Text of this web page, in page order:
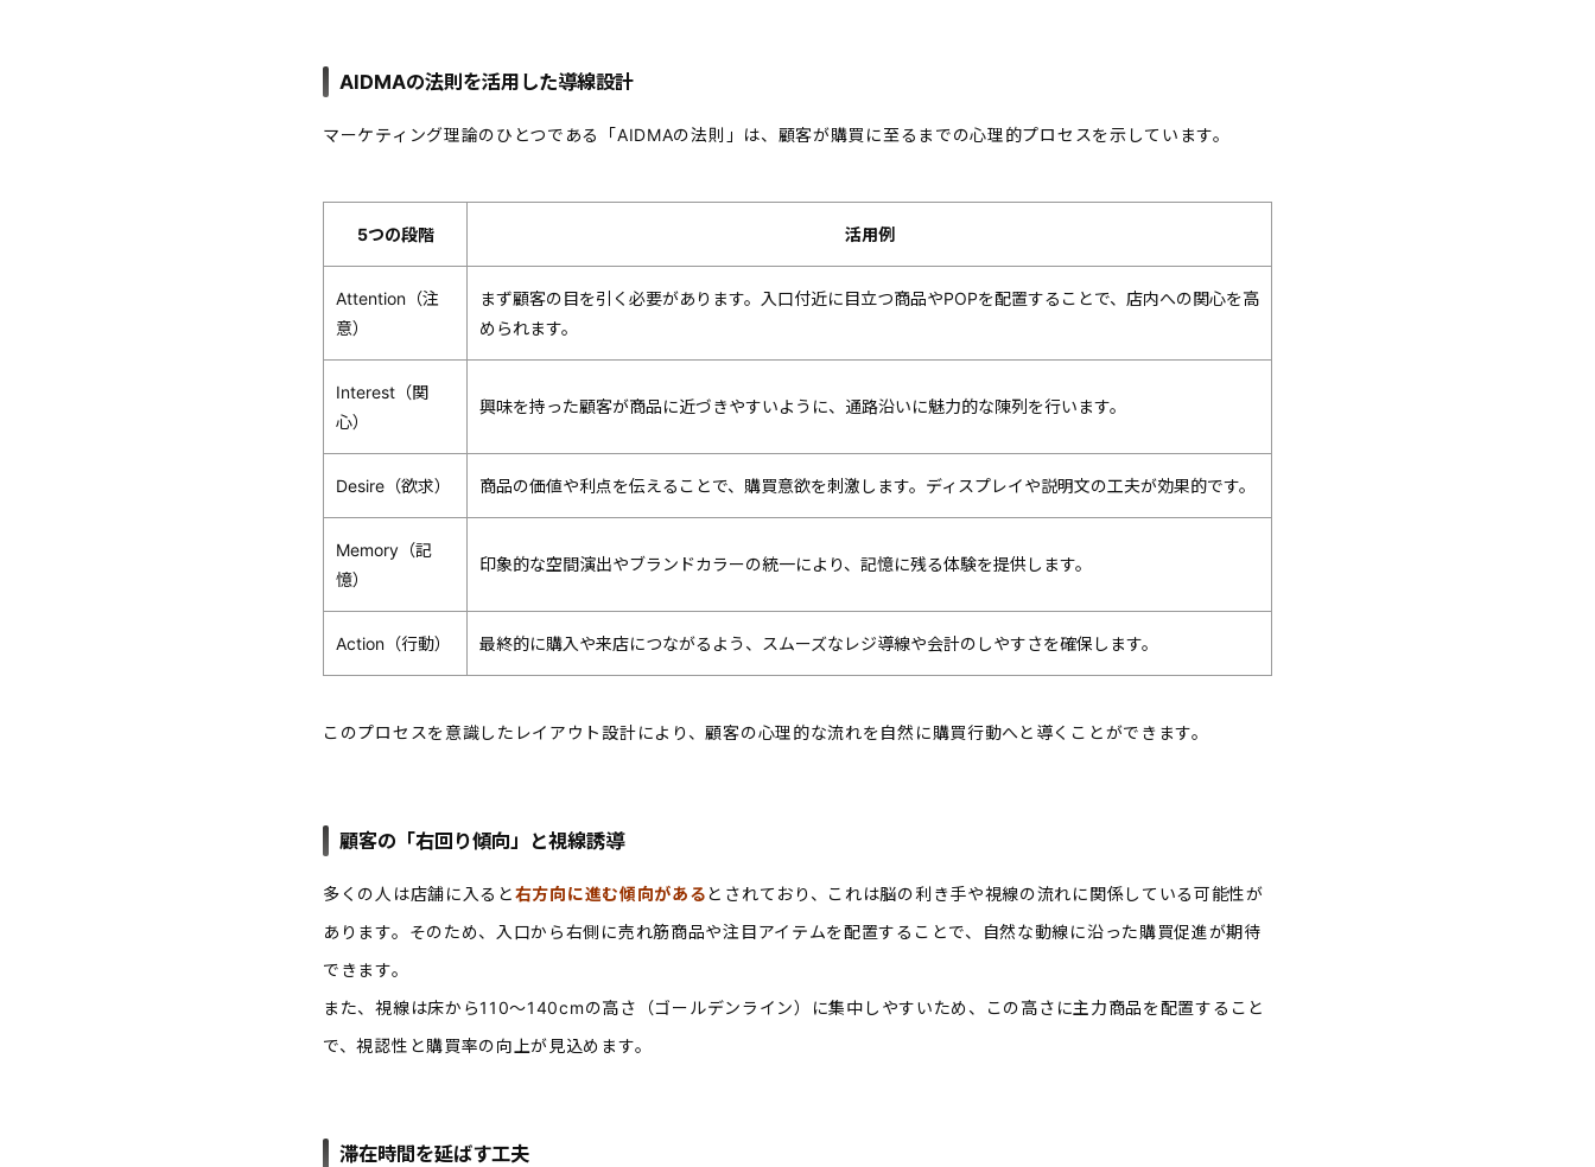
AIDMAの法則を活用した導線設計
マーケティング理論のひとつである「AIDMAの法則」は、顧客が購買に至るまでの心理的プロセスを示しています。
5つの段階 活用例
Attention（注
意）
まず顧客の目を引く必要があります。入口付近に目立つ商品やPOPを配置することで、店内への関心を高
められます。
Interest（関
心）
興味を持った顧客が商品に近づきやすいように、通路沿いに魅力的な陳列を行います。
Desire（欲求） 商品の価値や利点を伝えることで、購買意欲を刺激します。ディスプレイや説明文の工夫が効果的です。
Memory（記
憶）
印象的な空間演出やブランドカラーの統一により、記憶に残る体験を提供します。
Action（行動） 最終的に購入や来店につながるよう、スムーズなレジ導線や会計のしやすさを確保します。
このプロセスを意識したレイアウト設計により、顧客の心理的な流れを自然に購買行動へと導くことができます。
顧客の「右回り傾向」と視線誘導
多くの人は店舗に入ると右方向に進む傾向があるとされており、これは脳の利き手や視線の流れに関係している可能性が
あります。そのため、入口から右側に売れ筋商品や注目アイテムを配置することで、自然な動線に沿った購買促進が期待
できます。
また、視線は床から110〜140cmの高さ（ゴールデンライン）に集中しやすいため、この高さに主力商品を配置すること
で、視認性と購買率の向上が見込めます。
滞在時間を延ばす工夫